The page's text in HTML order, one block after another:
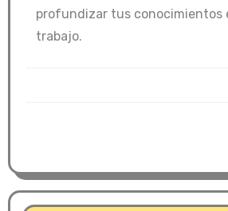
profundizar tus conocimientos
trabajo.